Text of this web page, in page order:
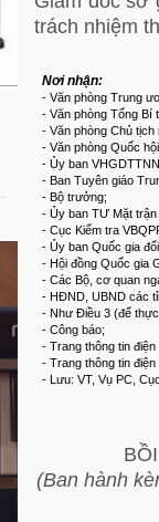
trách nhiệm
Nơi nhận:
- Văn phòng Trung
- Văn phòng Tổng Bí
- Văn phòng Chủ
- Văn phòng Quốc
- Ủy ban
- Ban Tuyên giáo
- Bộ trưởng;
- Ủy ban TƯ Mặt
- Cục Kiểm tra
- Ủy ban Quốc gia
- Hội đồng Quốc gia
- Các Bộ, cơ quan
- HĐND, UBND các
- Như Điều 3 (để
- Công báo;
- Trang thông tin
- Trang thông tin
- Lưu: VT, Vụ PC,
(Ban hành